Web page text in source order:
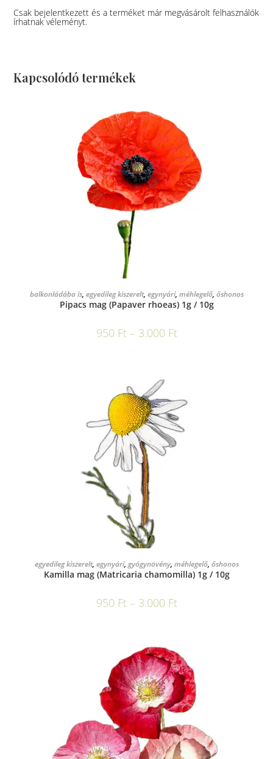
Csak bejelentkezett és a terméket már megvásárolt felhasználók
írhatnak véleményt.
Kapcsolódó termékek
OPCIÓK VÁLASZTÁSA
balkonládába is, egyedileg kiszerelt, egynyári, méhlegelő, őshonos
Pipacs mag (Papaver rhoeas) 1g / 10g
950 Ft – 3.000 Ft
OPCIÓK VÁLASZTÁSA
egyedileg kiszerelt, egynyári, gyógynövény, méhlegelő, őshonos
Kamilla mag (Matricaria chamomilla) 1g / 10g
950 Ft – 3.000 Ft